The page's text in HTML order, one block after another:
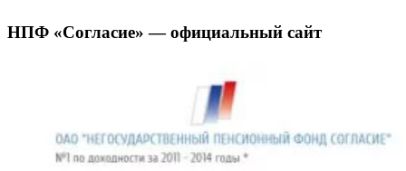
НПФ «Согласие» — официальный сайт